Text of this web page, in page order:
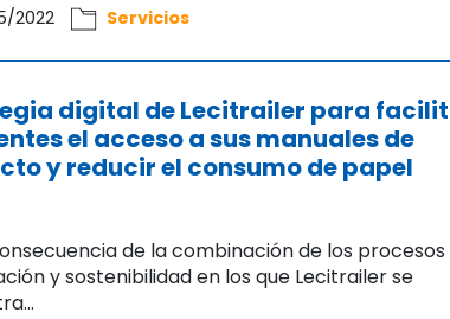
2022 Servicios
digital de Lecitrailer para
el acceso a sus manuales de
y reducir el consumo de papel
de la combinación de los procesos
y sostenibilidad en los que Lecitrailer se